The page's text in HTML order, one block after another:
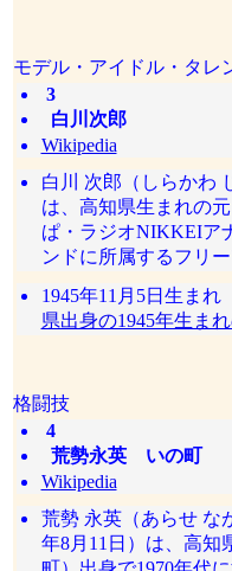
モデル・アイドル・タレ
3
白川次郎
Wikipedia
白川 次郎（しらかわ
は、高知県生まれの
ぱ・ラジオNIKKEIア
ンドに所属するフリー
1945年11月5日生ま
県出身の1945年生まれ
格闘技
4
荒勢永英 いの町
Wikipedia
荒勢 永英（あらせ な
年8月11日）は、高知